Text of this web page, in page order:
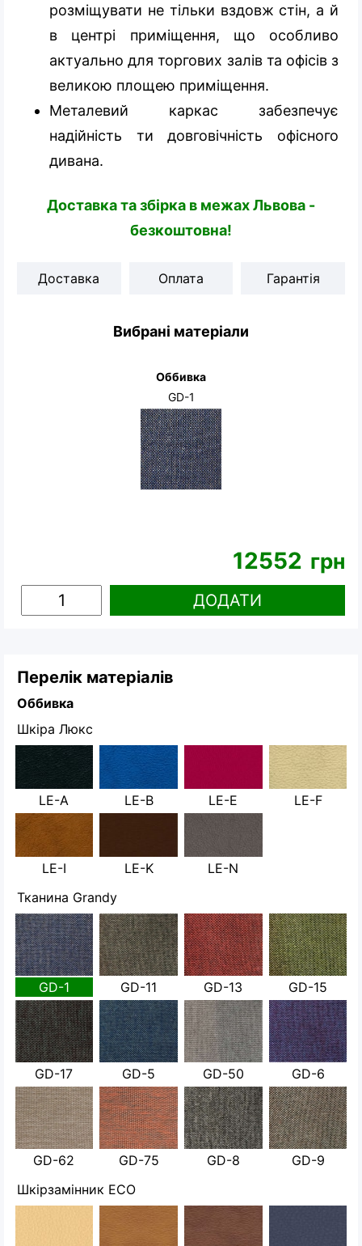
розміщувати не тільки вздовж стін, а й
в центрі приміщення, що особливо
актуально для торгових залів та офісів з
великою площею приміщення.
Металевий каркас забезпечує
надійність ти довговічність офісного
дивана.
Доставка та збірка в межах Львова -
безкоштовна!
Доставка Оплата Гарантія
Вибрані матеріали
Оббивка
GD-1
12552 грн
ДОДАТИ
Перелік матеріалів
Оббивка
Шкіра Люкс
LE-A LE-B LE-E LE-F
LE-I LE-K
LE-N
Тканина Grandy
GD-1 GD-11 GD-13 GD-15
GD-17 GD-5 GD-50 GD-6
GD-62 GD-75 GD-8
GD-9
Шкірзамінник ECO